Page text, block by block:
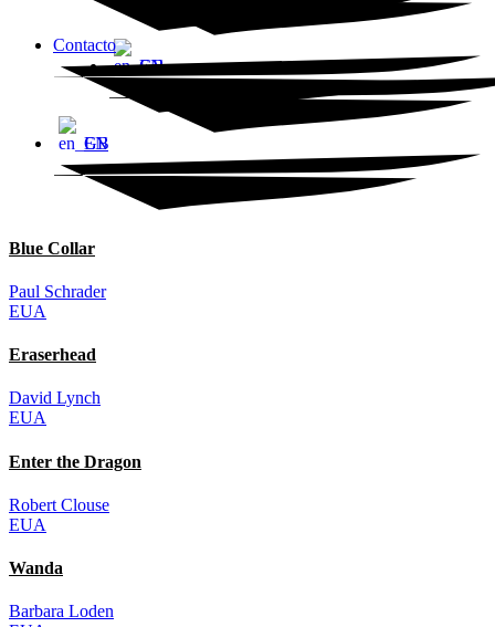
EN
Contacto
EN
Blue Collar
Paul Schrader
EUA
Eraserhead
David Lynch
EUA
Enter the Dragon
Robert Clouse
EUA
Wanda
Barbara Loden